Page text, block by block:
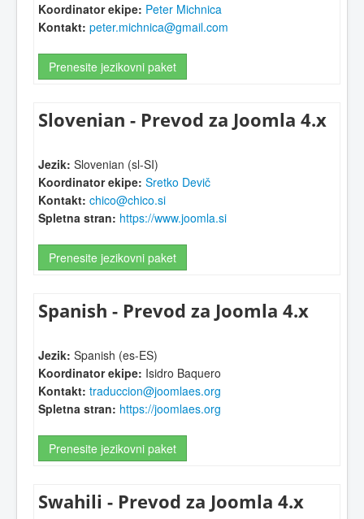
Koordinator ekipe: Peter Michnica
Kontakt: peter.michnica@gmail.com
Prenesite jezikovni paket
Slovenian - Prevod za Joomla 4.x
Jezik: Slovenian (sl-SI)
Koordinator ekipe: Sretko Devič
Kontakt: chico@chico.si
Spletna stran: https://www.joomla.si
Prenesite jezikovni paket
Spanish - Prevod za Joomla 4.x
Jezik: Spanish (es-ES)
Koordinator ekipe: Isidro Baquero
Kontakt: traduccion@joomlaes.org
Spletna stran: https://joomlaes.org
Prenesite jezikovni paket
Swahili - Prevod za Joomla 4.x